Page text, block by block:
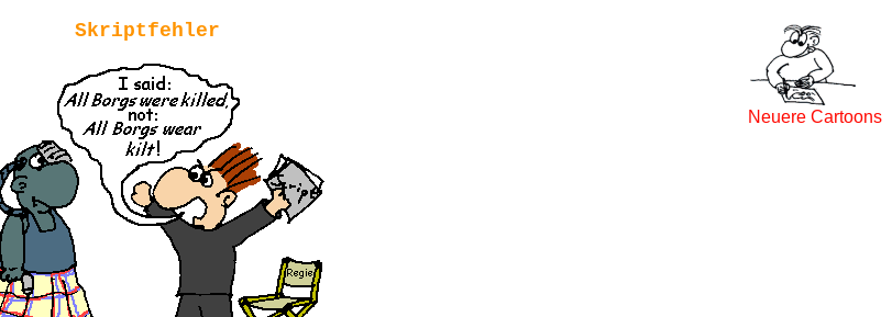
Neuere Cartoons
Skriptfehler